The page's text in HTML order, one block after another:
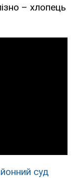
– хлопець
суд